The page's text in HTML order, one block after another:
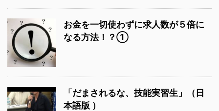
お金を一切使わずに求人数が５倍に
なる方法！？①
「だまされるな、技能実習生」（日
本語版 ）